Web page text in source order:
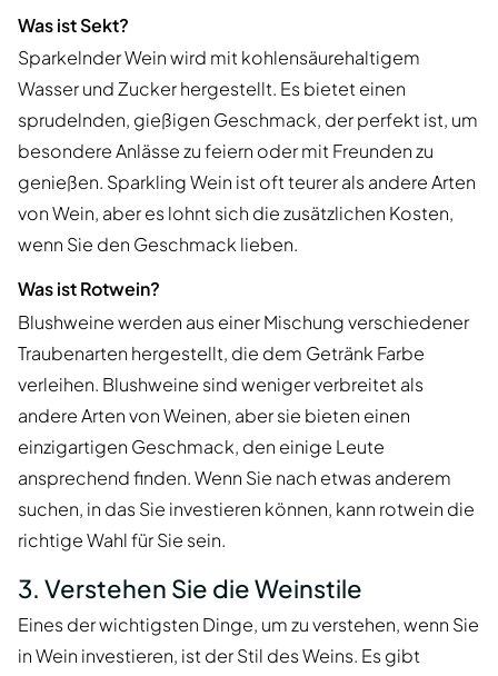
Was ist Sekt?
Sparkelnder Wein wird mit kohlensäurehaltigem
Wasser und Zucker hergestellt. Es bietet einen
sprudelnden, gießigen Geschmack, der perfekt ist, um
besondere Anlässe zu feiern oder mit Freunden zu
genießen. Sparkling Wein ist oft teurer als andere Arten
von Wein, aber es lohnt sich die zusätzlichen Kosten,
wenn Sie den Geschmack lieben.
Was ist Rotwein?
Blushweine werden aus einer Mischung verschiedener
Traubenarten hergestellt, die dem Getränk Farbe
verleihen. Blushweine sind weniger verbreitet als
andere Arten von Weinen, aber sie bieten einen
einzigartigen Geschmack, den einige Leute
ansprechend finden. Wenn Sie nach etwas anderem
suchen, in das Sie investieren können, kann rotwein die
richtige Wahl für Sie sein.
3. Verstehen Sie die Weinstile
Eines der wichtigsten Dinge, um zu verstehen, wenn Sie
in Wein investieren, ist der Stil des Weins. Es gibt